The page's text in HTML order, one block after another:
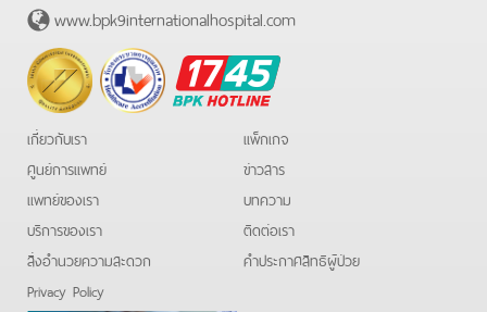
www.bpk9internationalhospital.com
BPK
Hotline
เกี่ยวกับเรา
ศูนย์การแพทย์
แพทย์ของเรา
บริการของเรา
สิ่งอำนวยความสะดวก
Privacy Policy
แพ็กเกจ
ข่าวสาร
บทความ
ติดต่อเรา
คําประกาศสิทธิผู้ป่วย